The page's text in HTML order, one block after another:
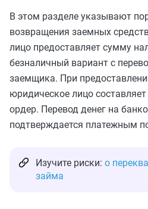
В этом разделе указывают
возвращения заемных
лицо предоставляет сумму
безналичный вариант с
заемщика. При
юридическое лицо
ордер. Перевод денег на
подтверждается платежным
Изучите риски: о
займа